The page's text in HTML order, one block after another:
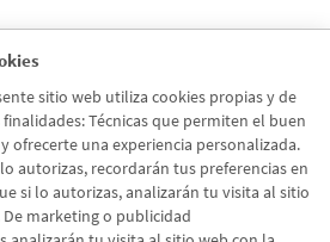
sitio web utiliza cookies propias y de
Técnicas que permiten el buen
ofrecerte una experiencia personalizada.
autorizas, recordarán tus preferencias en
si lo autorizas, analizarán tu visita al sitio
marketing o publicidad